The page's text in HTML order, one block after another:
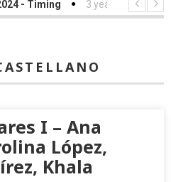
- Timing 3 years ago
Simof
I – Ana
López,
Khala